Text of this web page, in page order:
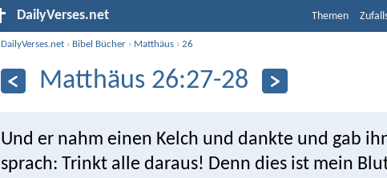
DailyVerses.net Themen
DailyVerses.net › Bibel Bücher › Matthäus ›26
Matthäus 26:27-28
Und er nahm einen Kelch und dankte und gab
sprach: Trinkt alle daraus! Denn dies ist mein